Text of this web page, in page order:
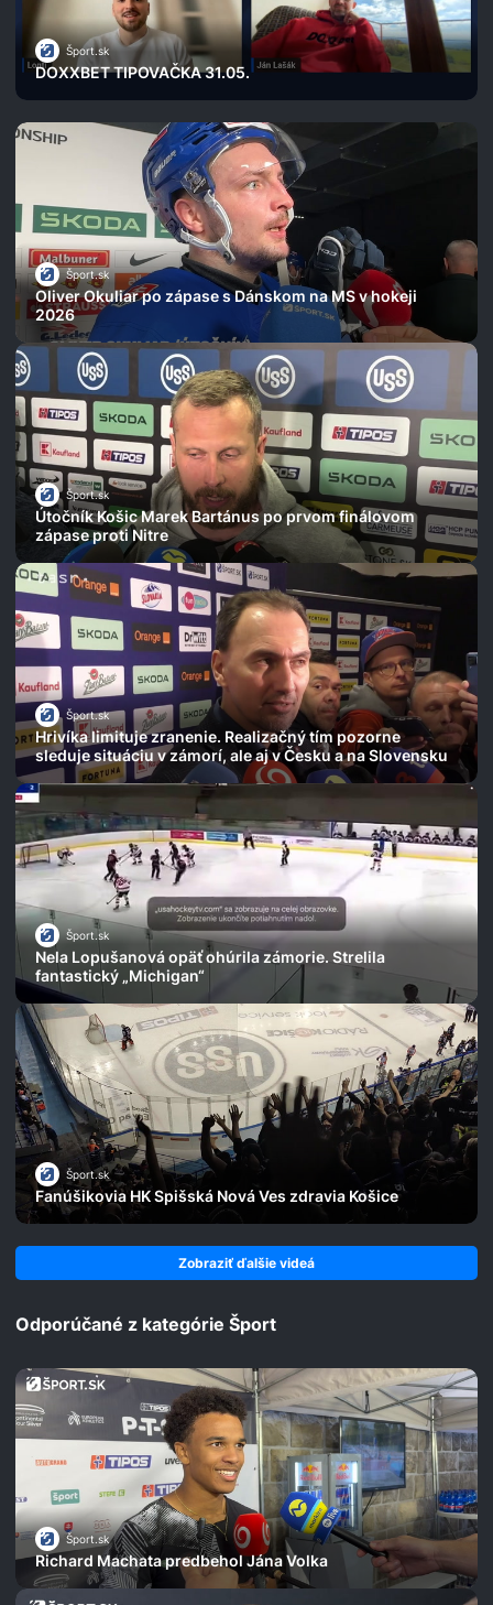
Šport.sk
DOXXBET TIPOVAČKA 31.05.
Šport.sk
Oliver Okuliar po zápase s Dánskom na MS v hokeji
2026
Šport.sk
Útočník Košic Marek Bartánus po prvom finálovom
zápase proti Nitre
Šport.sk
Hrivíka limituje zranenie. Realizačný tím pozorne
sleduje situáciu v zámorí, ale aj v Česku a na Slovensku
Šport.sk
Nela Lopušanová opäť ohúrila zámorie. Strelila
fantastický „Michigan“
Šport.sk
Fanúšikovia HK Spišská Nová Ves zdravia Košice
Zobraziť ďalšie videá
Odporúčané z kategórie Šport
Šport.sk
Richard Machata predbehol Jána Volka